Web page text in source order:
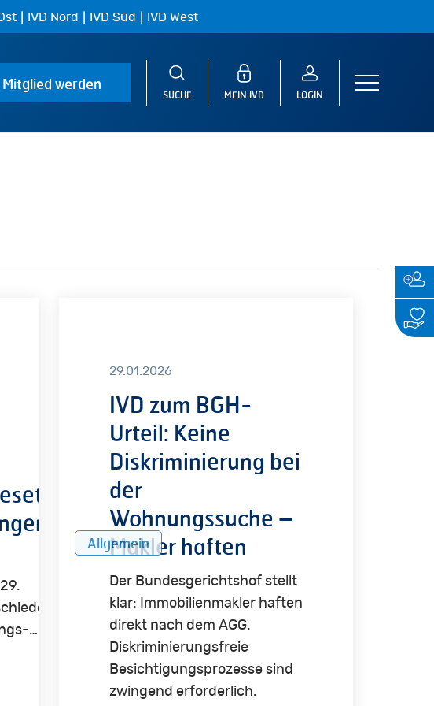
| IVD Nord | IVD Süd | IVD West
Mitglied werden
SUCHE MEIN IVD LOGIN
Menu
…
Wohnungssuche
Makler
haftenAllgemein
29.01.2026
IVD zum BGH-
Urteil: Keine
Diskriminierung bei
der
Wohnungssuche –
Makler haften
Der Bundesgerichtshof stellt
klar: Immobilienmakler haften
direkt nach dem AGG.
Diskriminierungsfreie
Besichtigungsprozesse sind
zwingend erforderlich.